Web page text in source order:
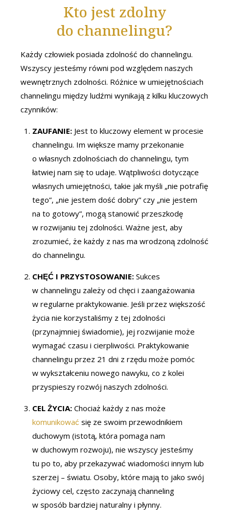
Kto jest zdolny
do channelingu?
Każdy człowiek posiada zdolność do channelingu.
Wszyscy jesteśmy równi pod względem naszych
wewnętrznych zdolności. Różnice w umiejętnościach
channelingu między ludźmi wynikają z kilku kluczowych
czynników:
ZAUFANIE:Jest to kluczowy element w procesie
channelingu. Im większe mamy przekonanie
o własnych zdolnościach do channelingu, tym
łatwiej nam się to udaje. Wątpliwości dotyczące
własnych umiejętności, takie jak myśli „nie potrafię
tego”, „nie jestem dość dobry” czy „nie jestem
na to gotowy”, mogą stanowić przeszkodę
w rozwijaniu tej zdolności. Ważne jest, aby
zrozumieć, że każdy z nas ma wrodzoną zdolność
do channelingu.
CHĘĆ I PRZYSTOSOWANIE:Sukces
w channelingu zależy od chęci i zaangażowania
w regularne praktykowanie. Jeśli przez większość
życia nie korzystaliśmy z tej zdolności
(przynajmniej świadomie), jej rozwijanie może
wymagać czasu i cierpliwości. Praktykowanie
channelingu przez 21 dni z rzędu może pomóc
w wykształceniu nowego nawyku, co z kolei
przyspieszy rozwój naszych zdolności.
CEL ŻYCIA:Chociaż każdy z nas może
komunikować się ze swoim przewodnikiem
duchowym (istotą, która pomaga nam
w duchowym rozwoju), nie wszyscy jesteśmy
tu po to, aby przekazywać wiadomości innym lub
szerzej – światu. Osoby, które mają to jako swój
życiowy cel, często zaczynają channeling
w sposób bardziej naturalny i płynny.